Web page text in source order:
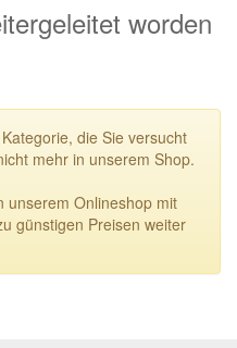
worden
die Sie versucht
mehr in unserem Shop.
unserem Onlineshop mit
günstigen Preisen weiter